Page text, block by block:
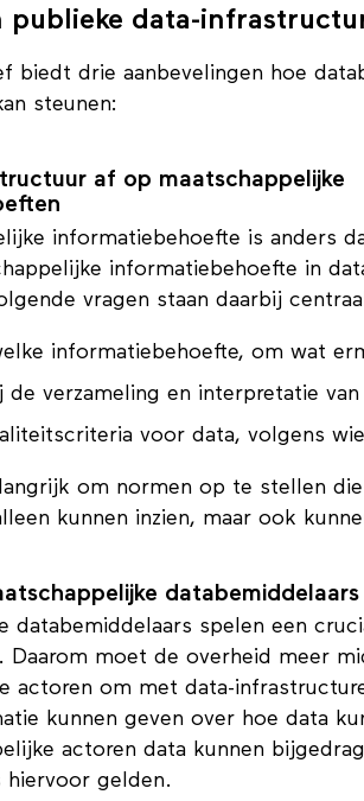
publieke data-
biedt drie aanbevelingen hoe
steunen:
af op maatschappelijke
informatiebehoefte is anders
informatiebehoefte in
vragen staan daarbij
informatiebehoefte, om wat
de verzameling en interpretatie
voor data, volgens
om normen op te stellen
kunnen inzien, maar ook
databemiddelaars
databemiddelaars spelen een
Daarom moet de overheid meer
actoren om met data-
kunnen geven over hoe data
actoren data kunnen
gelden.